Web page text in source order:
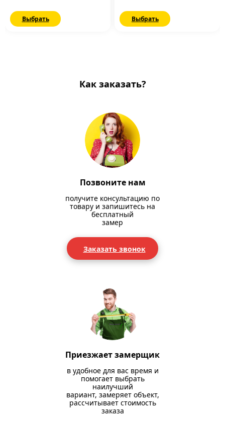
Выбрать Выбрать
Как заказать?
Позвоните нам
получите консультацию по
товару и запишитесь на
бесплатный
замер
Заказать звонок
Приезжает замерщик
в удобное для вас время и
помогает выбрать
наилучший
вариант, замеряет объект,
рассчитывает стоимость
заказа